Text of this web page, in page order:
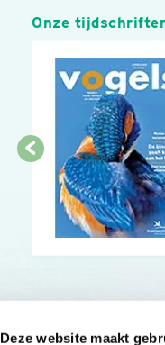
Deze website maakt
Onze